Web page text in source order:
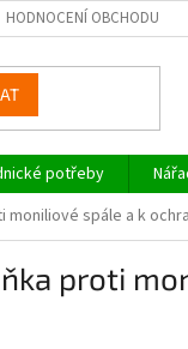
HODNOCENÍ OBCHODU
potřeby
moniliové spále a k
proti